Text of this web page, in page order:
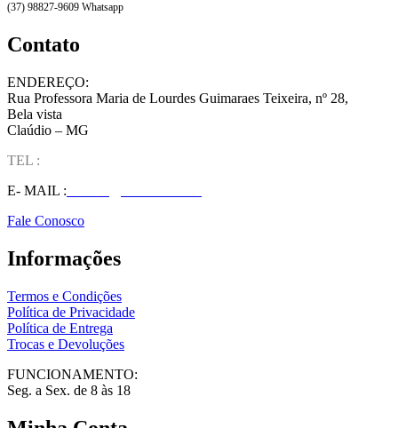
(37) 98827-9609 Whatsapp
Contato
ENDEREÇO:
Rua Professora Maria de Lourdes Guimaraes Teixeira, nº 28,
Bela vista
Claúdio – MG
TEL :
E- MAIL :
Fale Conosco
Informações
Termos e Condições
Política de Privacidade
Política de Entrega
Trocas e Devoluções
FUNCIONAMENTO:
Seg. a Sex. de 8 às 18